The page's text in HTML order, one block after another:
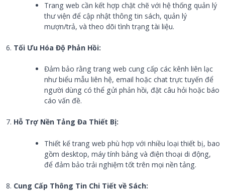
Trang web cần kết hợp chặt chẽ với hệ thống quản lý
thư viện để cập nhật thông tin sách, quản lý
mượn/trả, và theo dõi tình trạng tài liệu.
Tối Ưu Hóa Độ Phản Hồi:
Đảm bảo rằng trang web cung cấp các kênh liên lạc
như biểu mẫu liên hệ, email hoặc chat trực tuyến để
người dùng có thể gửi phản hồi, đặt câu hỏi hoặc báo
cáo vấn đề.
Hỗ Trợ Nền Tảng Đa Thiết Bị:
Thiết kế trang web phù hợp với nhiều loại thiết bị, bao
gồm desktop, máy tính bảng và điện thoại di động,
để đảm bảo trải nghiệm tốt trên mọi nền tảng.
Cung Cấp Thông Tin Chi Tiết về Sách: